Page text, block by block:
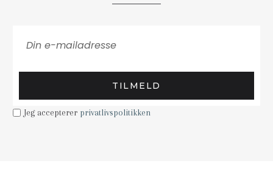
TILMELD
Jeg accepterer privatlivspolitikken